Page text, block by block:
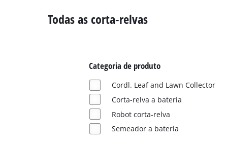
Todas as corta-relvas
Categoria de produto
Cordl. Leaf and Lawn Collector
Corta-relva a bateria
Robot corta-relva
Semeador a bateria